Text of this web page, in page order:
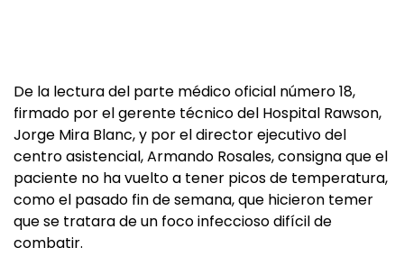
De la lectura del parte médico oficial número 18,
firmado por el gerente técnico del Hospital Rawson,
Jorge Mira Blanc, y por el director ejecutivo del
centro asistencial, Armando Rosales, consigna que el
paciente no ha vuelto a tener picos de temperatura,
como el pasado fin de semana, que hicieron temer
que se tratara de un foco infeccioso difícil de
combatir.